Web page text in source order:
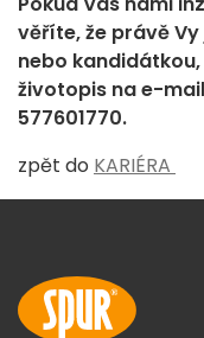
věříte, že právě
nebo
životopis na e-mail
577601770.
zpět do KARIÉRA